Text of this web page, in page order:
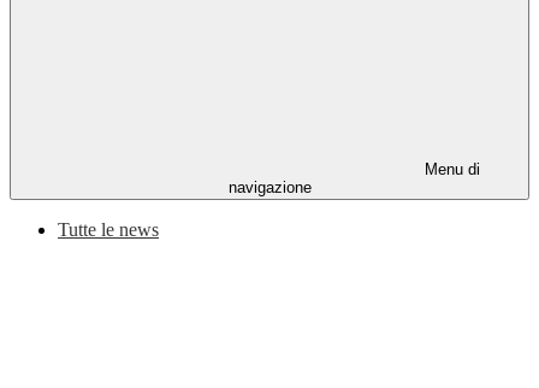
Menu di
navigazione
Tutte le news